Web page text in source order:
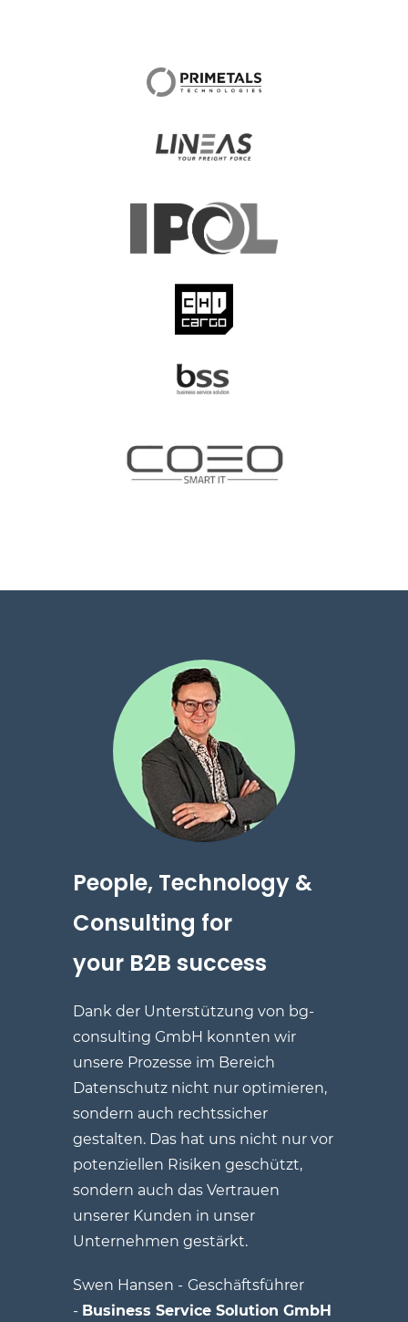
People, Technology &
Consulting for
your B2B success
Dank der Unterstützung von bg-
consulting GmbH konnten wir
unsere Prozesse im Bereich
Datenschutz nicht nur optimieren,
sondern auch rechtssicher
gestalten. Das hat uns nicht nur vor
potenziellen Risiken geschützt,
sondern auch das Vertrauen
unserer Kunden in unser
Unternehmen gestärkt.
Swen Hansen - Geschäftsführer
- Business Service Solution GmbH